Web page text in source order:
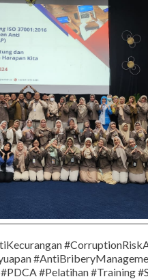
#Pelatihan #Training